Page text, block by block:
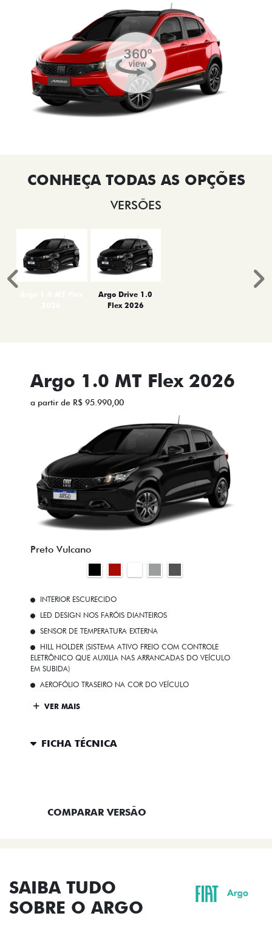
VERSÕES
Argo Drive 1.0
Flex 2026
Anterior
Argo 1.0 MT Flex 2026
a partir de R$ 95.990,00
Preto Vulcano
INTERIOR ESCURECIDO
LED DESIGN NOS FARÓIS DIANTEIROS
SENSOR DE TEMPERATURA EXTERNA
HILL HOLDER (SISTEMA ATIVO FREIO COM CONTROLE
ELETRÔNICO QUE AUXILIA NAS ARRANCADAS DO VEÍCULO
EM SUBIDA)
AEROFÓLIO TRASEIRO NA COR DO VEÍCULO
VER MAIS
FICHA TÉCNICA
COMPARAR VERSÃO
SAIBA TUDO
SOBRE O ARGO